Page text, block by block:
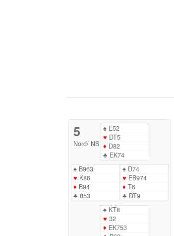
5
Nord/ NS
♠E52
♥ DT5
♦ D82
♣ EK74
♠ B963
♥ K86
♦ B94
♣ 853
♠D74
♥ EB974
♦ T6
♣ DT9
♠KT8
♥ 32
♦ EK753